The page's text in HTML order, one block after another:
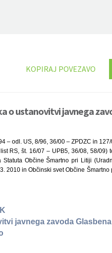
KOPIRAJ POVEZAVO
o ustanovitvi javnega
– odl. US, 8/96, 36/00 – ZPDZC in
RS, št. 16/07 – UPB5, 36/08, 58/09)
Občine Šmartno pri Litiji
2010 in Občinski svet Občine
javnega zavoda